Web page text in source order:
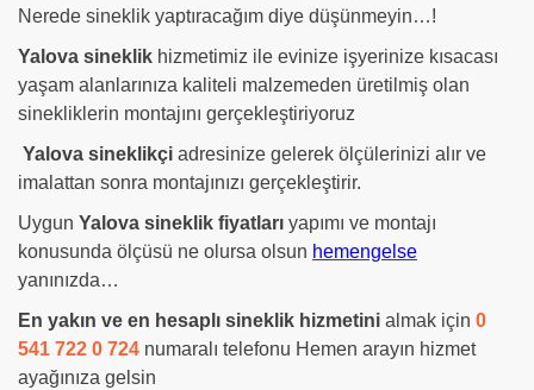
Nerede sineklik yaptıracağım diye düşünmeyin…!
Yalova sineklik hizmetimiz ile evinize işyerinize kısacası
yaşam alanlarınıza kaliteli malzemeden üretilmiş olan
sinekliklerin montajını gerçekleştiriyoruz
Yalova sineklikçi adresinize gelerek ölçülerinizi alır ve
imalattan sonra montajınızı gerçekleştirir.
Uygun Yalova sineklik fiyatları yapımı ve montajı
konusunda ölçüsü ne olursa olsun hemengelse
yanınızda…
En yakın ve en hesaplı sineklik hizmetini almak için 0
541 722 0 724 numaralı telefonu Hemen arayın hizmet
ayağınıza gelsin